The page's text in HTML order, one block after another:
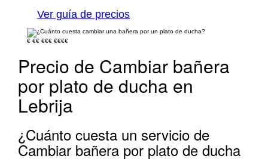
Ver guía de precios
€ €€ €€€ €€€€
Precio de Cambiar bañera
por plato de ducha en
Lebrija
¿Cuánto cuesta un servicio de
Cambiar bañera por plato de ducha